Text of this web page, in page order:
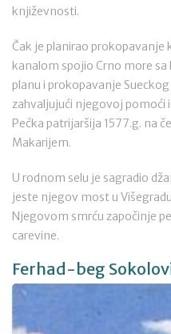
književnosti.
Čak je planirao prokopavanje
kanalom spojio Crno more
planu i prokopavanje
zahvaljujući njegovoj pomoći
Pećka patrijaršija 1577.g. na
Makarijem.
U rodnom selu je sagradio
jeste njegov most u
Njegovom smrću započinje
carevine.
Ferhad-beg